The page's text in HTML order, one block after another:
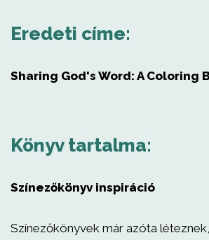
Eredeti címe:
Sharing God's Word: A Coloring
Könyv tartalma:
Színezőkönyv inspiráció
Színezőkönyvek már azóta